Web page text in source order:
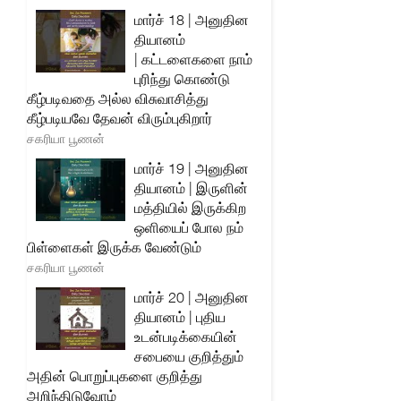
மார்ச் 18 | அனுதின
தியானம்
| கட்டளைகளை நாம்
புரிந்து கொண்டு
கீழ்படிவதை அல்ல விசுவாசித்து
கீழ்படியவே தேவன் விரும்புகிறார்
சகரியா பூணன்
மார்ச் 19 | அனுதின
தியானம் | இருளின்
மத்தியில் இருக்கிற
ஒளியைப் போல நம்
பிள்ளைகள் இருக்க வேண்டும்
சகரியா பூணன்
மார்ச் 20 | அனுதின
தியானம் | புதிய
உடன்படிக்கையின்
சபையை குறித்தும்
அதின் பொறுப்புகளை குறித்து
அறிந்திடுவோம்